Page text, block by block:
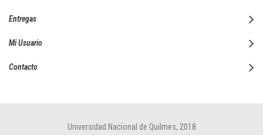
Entregas
Mi Usuario
Contacto
Universidad Nacional de Quilmes, 2018